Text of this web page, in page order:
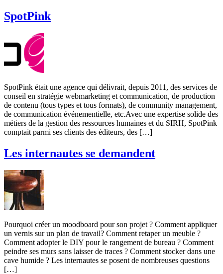
SpotPink
SpotPink était une agence qui délivrait, depuis 2011, des services de
conseil en stratégie webmarketing et communication, de production
de contenu (tous types et tous formats), de community management,
de communication événementielle, etc.Avec une expertise solide des
métiers de la gestion des ressources humaines et du SIRH, SpotPink
comptait parmi ses clients des éditeurs, des […]
Les internautes se demandent
Pourquoi créer un moodboard pour son projet ? Comment appliquer
un vernis sur un plan de travail? Comment retaper un meuble ?
Comment adopter le DIY pour le rangement de bureau ? Comment
peindre ses murs sans laisser de traces ? Comment stocker dans une
cave humide ? Les internautes se posent de nombreuses questions
[…]